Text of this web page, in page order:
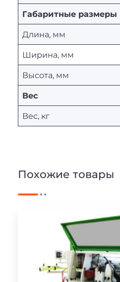
Габаритные размеры
Длина, мм
Ширина, мм
Высота, мм
Вес
Вес, кг
Похожие товары